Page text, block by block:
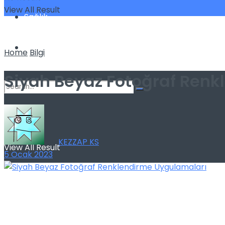
Sağlık
Spor
No Result
View All Result
View All Result
Home Bilgi
Siyah Beyaz Fotoğraf
byKEZZAP KS
5 Ocak 2023